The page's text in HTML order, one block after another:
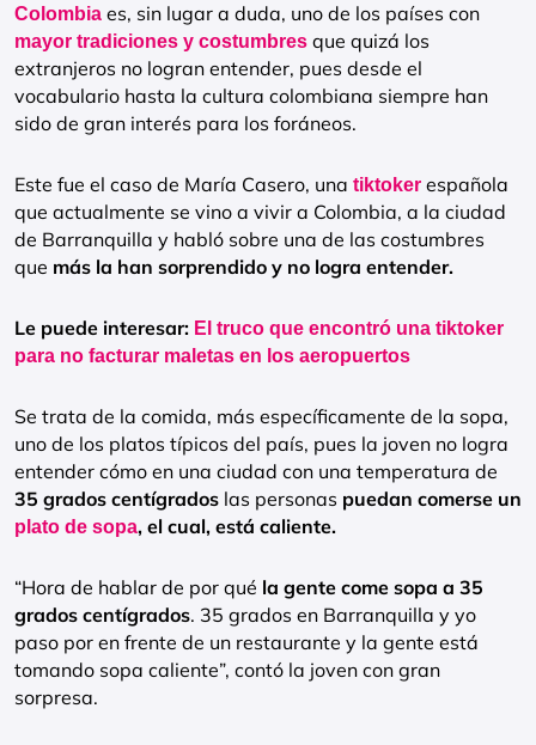
Colombia es, sin lugar a duda, uno de los países con
mayor tradiciones y costumbres que quizá los
extranjeros no logran entender, pues desde el
vocabulario hasta la cultura colombiana siempre han
sido de gran interés para los foráneos.
Este fue el caso de María Casero, una tiktoker española
que actualmente se vino a vivir a Colombia, a la ciudad
de Barranquilla y habló sobre una de las costumbres
que más la han sorprendido y no logra entender.
Le puede interesar: El truco que encontró una tiktoker
para no facturar maletas en los aeropuertos
Se trata de la comida, más específicamente de la sopa,
uno de los platos típicos del país, pues la joven no logra
entender cómo en una ciudad con una temperatura de
35 grados centígrados las personas puedan comerse un
plato de sopa, el cual, está caliente.
“Hora de hablar de por qué la gente come sopa a 35
grados centígrados. 35 grados en Barranquilla y yo
paso por en frente de un restaurante y la gente está
tomando sopa caliente”, contó la joven con gran
sorpresa.